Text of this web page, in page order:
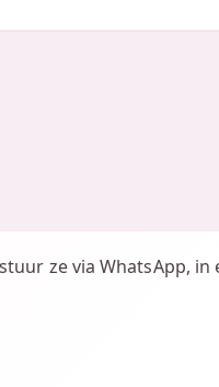
ze via WhatsApp,